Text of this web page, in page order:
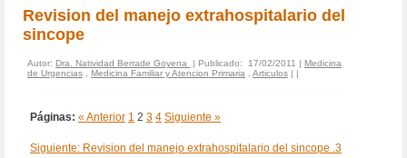
Revision del manejo extrahospitalario del
sincope
Autor: Dra. Natividad Berrade Goyena | Publicado: 17/02/2011 | Medicina
de Urgencias
Medicina Familiar y Atencion Primaria Articulos | |
Páginas: « Anterior 1 2 3 4 Siguiente »
Siguiente: Revision del manejo extrahospitalario del sincope .3